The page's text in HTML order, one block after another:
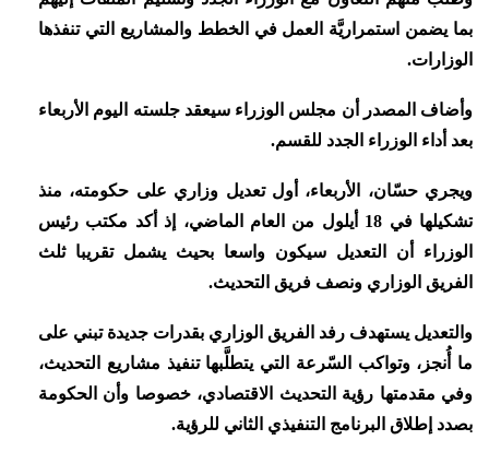
بما يضمن استمراريَّة العمل في الخطط والمشاريع التي تنفذها
الوزارات.
وأضاف المصدر أن مجلس الوزراء سيعقد جلسته اليوم الأربعاء
بعد أداء الوزراء الجدد للقسم.
ويجري حسّان، الأربعاء، أول تعديل وزاري على حكومته، منذ
تشكيلها في 18 أيلول من العام الماضي، إذ أكد مكتب رئيس
الوزراء أن التعديل سيكون واسعا بحيث يشمل تقريبا ثلث
الفريق الوزاري ونصف فريق التحديث.
والتعديل يستهدف رفد الفريق الوزاري بقدرات جديدة تبني على
ما أُنجز، وتواكب السّرعة التي يتطلَّبها تنفيذ مشاريع التحديث،
وفي مقدمتها رؤية التحديث الاقتصادي، خصوصا وأن الحكومة
بصدد إطلاق البرنامج التنفيذي الثاني للرؤية.